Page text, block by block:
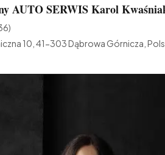
AUTO SERWIS Karol
)
10, 41-303 Dąbrowa Górnicza,